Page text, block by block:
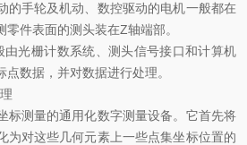
的手轮及机动、数控驱动的电机一般都在
件表面的测头装在Z轴端部。
光栅计数系统、测头信号接口和计算机
数据，并对数据进行处理。
测量的通用化数字测量设备。它首先将
为对这些几何元素上一些点集坐标位置的